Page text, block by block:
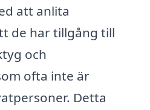
att anlita
de har tillgång till
och
ofta inte är
Detta